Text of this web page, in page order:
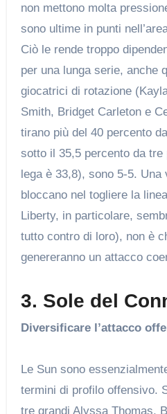
non mettono molta
sono ultime in punti
Ciò le rende troppo
per una lunga serie, anche
giocatrici di rotazione
Smith, Bridget Carleton e
tirano più del 40 percento
sotto il 35,5 percento da tre
lega è 33,8), sono 5-5.
bloccano nel togliere la
Liberty, in particolare,
tutto contro di loro), non è
genereranno un attacco
3. Sole del
Diversificare l’attacco
Le Sun sono
termini di profilo offensivo.
tre grandi Alyssa Thomas,